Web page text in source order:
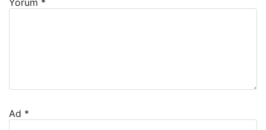
Yorum *
Ad *